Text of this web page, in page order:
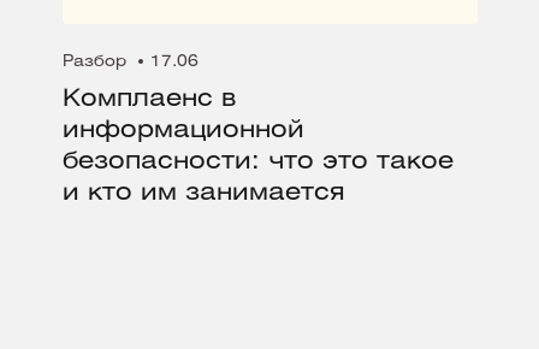
Разбор 17.06
Комплаенс в
информационной
безопасности: что это такое
и кто им занимается